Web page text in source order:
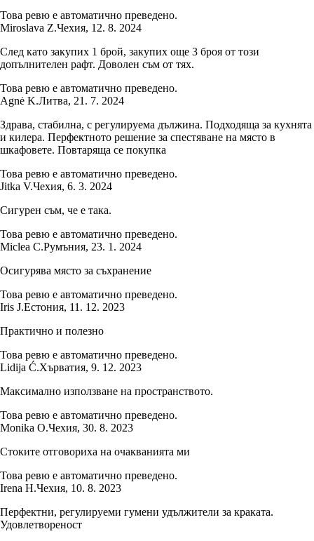
Това ревю е автоматично преведено.
Miroslava Z.Чехия, 12. 8. 2024
След като закупих 1 брой, закупих още 3 броя от този
допълнителен рафт. Доволен съм от тях.
Това ревю е автоматично преведено.
Agnė K.Литва, 21. 7. 2024
Здрава, стабилна, с регулируема дължина. Подходяща за кухнята
и килера. Перфектното решение за спестяване на място в
шкафовете. Повтаряща се покупка
Това ревю е автоматично преведено.
Jitka V.Чехия, 6. 3. 2024
Сигурен съм, че е така.
Това ревю е автоматично преведено.
Miclea C.Румъния, 23. 1. 2024
Осигурява място за съхранение
Това ревю е автоматично преведено.
Iris J.Естония, 11. 12. 2023
Практично и полезно
Това ревю е автоматично преведено.
Lidija Ć.Хърватия, 9. 12. 2023
Максимално използване на пространството.
Това ревю е автоматично преведено.
Monika O.Чехия, 30. 8. 2023
Стоките отговориха на очакванията ми
Това ревю е автоматично преведено.
Irena H.Чехия, 10. 8. 2023
Перфектни, регулируеми гумени удължители за краката.
Удовлетвореност